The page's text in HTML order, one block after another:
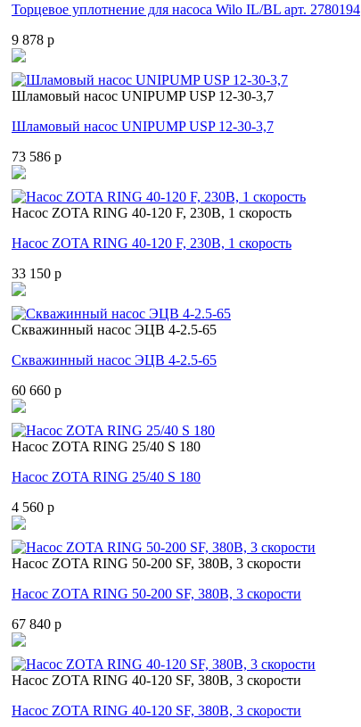
Торцевое уплотнение для насоса Wilo IL/BL арт. 2780194
9 878 p
Шламовый насос UNIPUMP USP 12-30-3,7
Шламовый насос UNIPUMP USP 12-30-3,7
73 586 p
Насос ZOTA RING 40-120 F, 230В, 1 скорость
Насос ZOTA RING 40-120 F, 230В, 1 скорость
33 150 p
Скважинный насос ЭЦВ 4-2.5-65
Скважинный насос ЭЦВ 4-2.5-65
60 660 p
Насос ZOTA RING 25/40 S 180
Насос ZOTA RING 25/40 S 180
4 560 p
Насос ZOTA RING 50-200 SF, 380В, 3 скорости
Насос ZOTA RING 50-200 SF, 380В, 3 скорости
67 840 p
Насос ZOTA RING 40-120 SF, 380В, 3 скорости
Насос ZOTA RING 40-120 SF, 380В, 3 скорости